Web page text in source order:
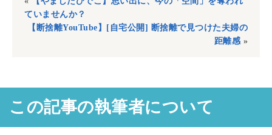
ていませんか？
【断捨離YouTube】[自宅公開] 断捨離で見つけた夫婦の
距離感 »
この記事の執筆者について